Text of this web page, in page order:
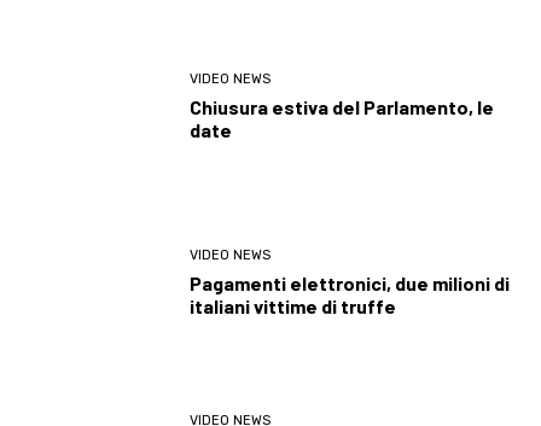
VIDEO NEWS
Chiusura estiva del Parlamento, le
date
VIDEO NEWS
Pagamenti elettronici, due milioni di
italiani vittime di truffe
VIDEO NEWS